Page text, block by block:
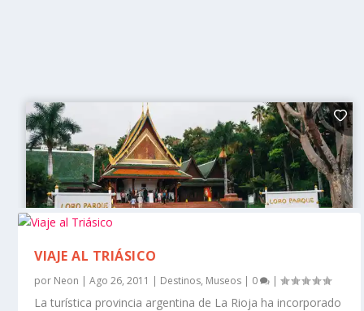
VIAJE AL TRIÁSICO
por Neon |Ago 26, 2011 | Destinos, Museos | 0 |
La turística provincia argentina de La Rioja ha incorporado